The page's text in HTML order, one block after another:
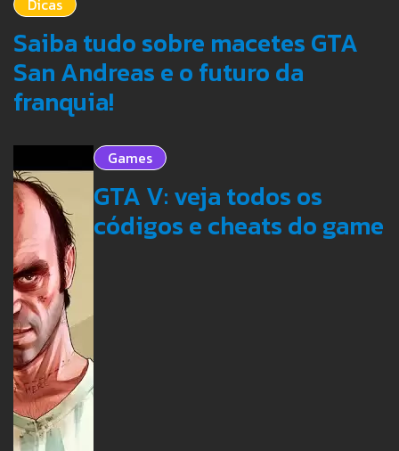
Dicas
Saiba tudo sobre macetes GTA
San Andreas e o futuro da
franquia!
Games
GTA V: veja todos os
códigos e cheats do game